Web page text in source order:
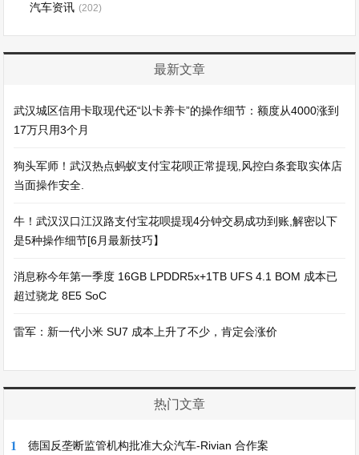
汽车资讯 (202)
最新文章
武汉城区信用卡取现代还“以卡养卡”的操作细节：额度从4000涨到
17万只用3个月
狗头军师！武汉热点蚂蚁支付宝花呗正常提现,风控白条套取实体店
当面操作安全.
牛！武汉汉口江汉路支付宝花呗提现4分钟交易成功到账,解密以下
是5种操作细节[6月最新技巧】
消息称今年第一季度 16GB LPDDR5x+1TB UFS 4.1 BOM 成本已
超过骁龙 8E5 SoC
雷军：新一代小米 SU7 成本上升了不少，肯定会涨价
热门文章
1 德国反垄断监管机构批准大众汽车-Rivian 合作案